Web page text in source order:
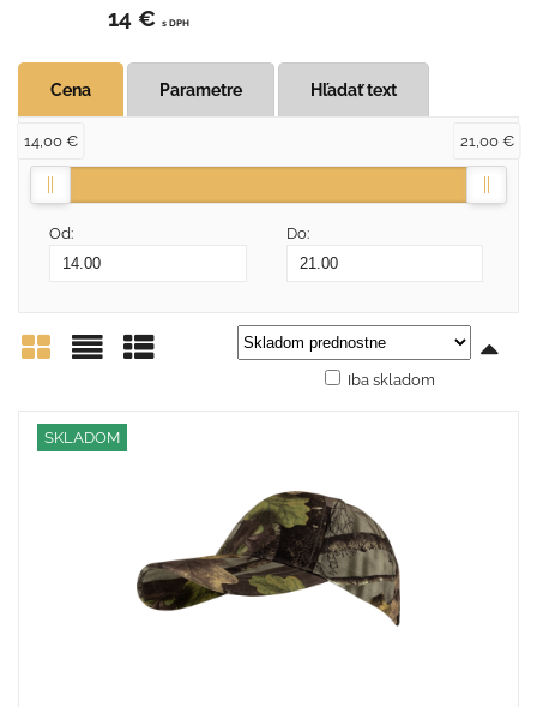
14 € s DPH
Cena Parametre Hľadať text
Od: Do:
14,00 € 21,00 €
Iba skladom
SKLADOM